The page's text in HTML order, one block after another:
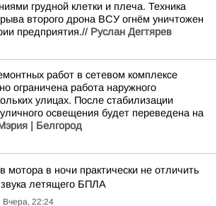
грудной клетки и плеча. Техника
второго дрона ВСУ огнём уничтожен
предприятия.// Руслан Дегтярев
работ в сетевом комплексе
ограничена работа наружного
улицах. После стабилизации
освещения будет переведена на
| Белгород
мотора в ночи практически не отличить
летящего БПЛА
Вчера, 22:24